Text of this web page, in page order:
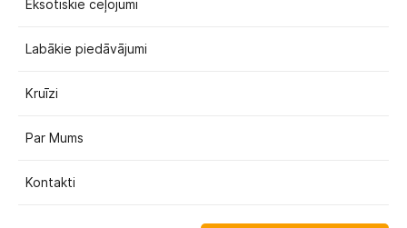
Eksotiskie ceļojumi
Labākie piedāvājumi
Kruīzi
Par Mums
Kontakti